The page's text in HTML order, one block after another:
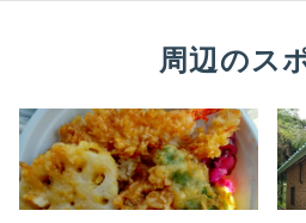
周辺のス